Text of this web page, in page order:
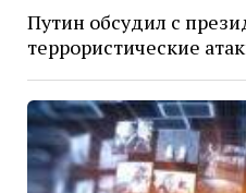
Путин обсудил с
террористические